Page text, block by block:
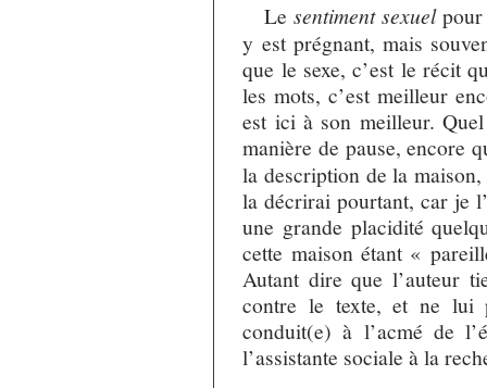
Lesentiment sexuelpour
y est prégnant, mais
que le sexe, c’est le récit
les mots, c’est meilleur
est ici à son meilleur.
manière de pause, encore
la description de la
la décrirai pourtant, car je
une grande placidité
cette maison étant «
Autant dire que l’auteur
contre le texte, et ne lui
conduit(e) à l’acmé de
l’assistante sociale à la